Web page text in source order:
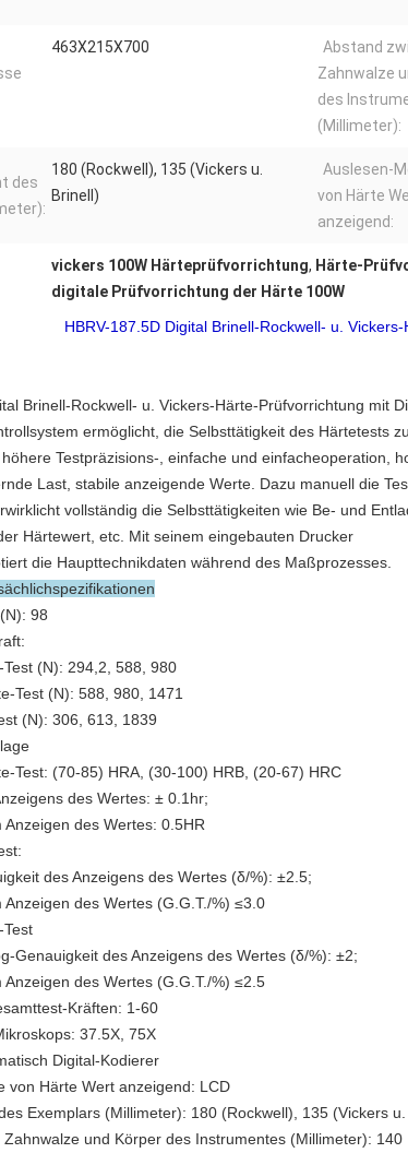
463X215X700
Abstand
Zahnwalze
des
(Millimeter):
des
180 (Rockwell), 135 (Vickers u.
Brinell)
Auslesen-
von Härte
anzeigend:
vickers 100W Härteprüfvorrichtung, Härte-
digitale Prüfvorrichtung der Härte 100W
HBRV-187.5D Digital Brinell-Rockwell- u.
Brinell-Rockwell- u. Vickers-Härte-Prüfvorrichtung mit
ermöglicht, die Selbsttätigkeit des Härtetests
Testpräzisions-, einfache und einfacheoperation,
Last, stabile anzeigende Werte. Dazu manuell die
vollständig die Selbsttätigkeiten wie Be- und
Härtewert, etc. Mit seinem eingebauten Drucker
die Haupttechnikdaten während des Maßprozesses.
98
(N): 294,2, 588, 980
Test (N): 588, 980, 1471
(N): 306, 613, 1839
Test: (70-85) HRA, (30-100) HRB, (20-67) HRC
des Wertes: ± 0.1hr;
des Wertes: 0.5HR
des Anzeigens des Wertes (δ/%): ±2.5;
des Wertes (G.G.T./%) ≤3.0
Genauigkeit des Anzeigens des Wertes (δ/%): ±2;
des Wertes (G.G.T./%) ≤2.5
Kräften: 1-60
37.5X, 75X
Digital-Kodierer
von Härte Wert anzeigend: LCD
Exemplars (Millimeter): 180 (Rockwell), 135 (Vickers
und Körper des Instrumentes (Millimeter): 140